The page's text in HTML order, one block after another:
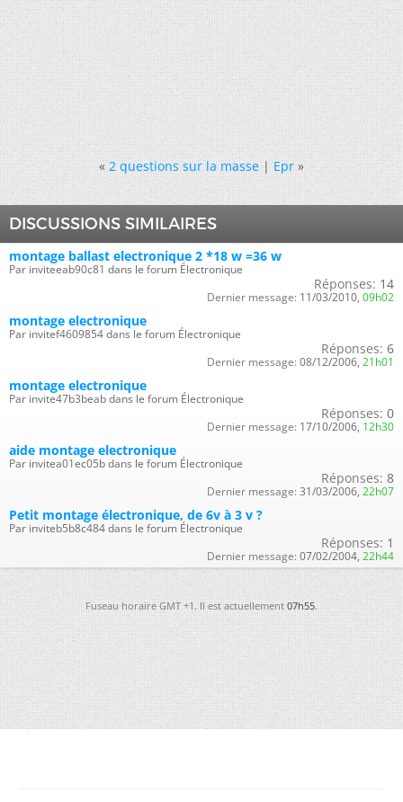
« 2 questions sur la masse|Epr »
DISCUSSIONS SIMILAIRES
montage ballast electronique 2 *18 w =36 w
Par inviteeab90c81 dans le forum Électronique
Réponses: 14
Dernier message: 11/03/2010, 09h02
montage electronique
Par invitef4609854 dans le forum Électronique
Réponses: 6
Dernier message: 08/12/2006, 21h01
montage electronique
Par invite47b3beab dans le forum Électronique
Réponses: 0
Dernier message: 17/10/2006, 12h30
aide montage electronique
Par invitea01ec05b dans le forum Électronique
Réponses: 8
Dernier message: 31/03/2006, 22h07
Petit montage électronique, de 6v à 3 v ?
Par inviteb5b8c484 dans le forum Électronique
Réponses: 1
Dernier message: 07/02/2004, 22h44
Fuseau horaire GMT +1. Il est actuellement07h55.